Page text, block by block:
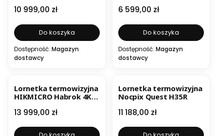
Cena
10 999,00 zł
Do koszyka
Dostępność: Magazyn
dostawcy
Cena
6 599,00 zł
Do koszyka
Dostępność: Magazyn
dostawcy
Lornetka termowizyjna
HIKMICRO Habrok 4K
mozliwością wymiany
Cena
13 999,00 zł
Lornetka termowizyjna
Nocpix Quest H35R
Cena
11 188,00 zł